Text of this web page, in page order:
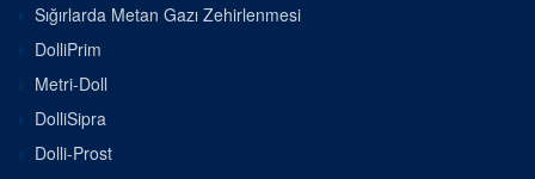
Sığırlarda Metan Gazı Zehirlenmesi
DolliPrim
Metri-Doll
DolliSipra
Dolli-Prost